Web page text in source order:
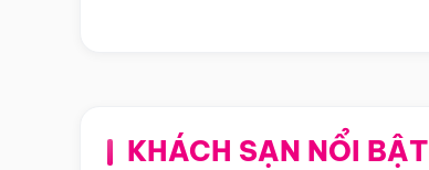
KHÁCH SẠN NỔI BẬT